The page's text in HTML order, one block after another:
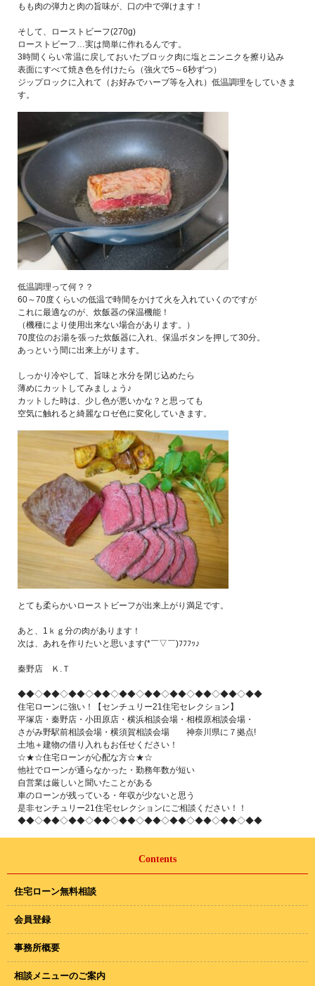
もも肉の弾力と肉の旨味が、口の中で弾けます！
そして、ローストビーフ(270g)
ローストビーフ…実は簡単に作れるんです。
3時間くらい常温に戻しておいたブロック肉に塩とニンニクを擦り込み
表面にすべて焼き色を付けたら（強火で5～6秒ずつ）
ジップロックに入れて（お好みでハーブ等を入れ）低温調理をしていきま
す。
低温調理って何？？
60～70度くらいの低温で時間をかけて火を入れていくのですが
これに最適なのが、炊飯器の保温機能！
（機種により使用出来ない場合があります。）
70度位のお湯を張った炊飯器に入れ、保温ボタンを押して30分。
あっという間に出来上がります。
しっかり冷やして、旨味と水分を閉じ込めたら
薄めにカットしてみましょう♪
カットした時は、少し色が悪いかな？と思っても
空気に触れると綺麗なロゼ色に変化していきます。
とても柔らかいローストビーフが出来上がり満足です。
あと、1ｋｇ分の肉があります！
次は、あれを作りたいと思います(*￣▽￣)ﾌﾌﾌｯ♪
秦野店 Ｋ.Ｔ
◆◆◇◆◆◇◆◆◇◆◆◇◆◆◇◆◆◇◆◆◇◆◆◇◆◆◇◆◆
住宅ローンに強い！【センチュリー21住宅セレクション】
平塚店・秦野店・小田原店・横浜相談会場・相模原相談会場・
さがみ野駅前相談会場・横須賀相談会場 神奈川県に７拠点!
土地＋建物の借り入れもお任せください！
☆★☆住宅ローンが心配な方☆★☆
他社でローンが通らなかった・勤務年数が短い
自営業は厳しいと聞いたことがある
車のローンが残っている・年収が少ないと思う
是非センチュリー21住宅セレクションにご相談ください！！
◆◆◇◆◆◇◆◆◇◆◆◇◆◆◇◆◆◇◆◆◇◆◆◇◆◆◇◆◆
Contents
住宅ローン無料相談
会員登録
事務所概要
相談メニューのご案内